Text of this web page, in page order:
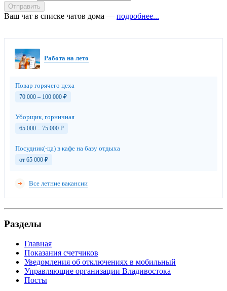
Отправить
Ваш чат в списке чатов дома — подробнее...
Работа на лето
Повар горячего цеха
70 000 – 100 000 ₽
Уборщик, горничная
65 000 – 75 000 ₽
Посудник(-ца) в кафе на базу отдыха
от 65 000 ₽
Все летние вакансии
Разделы
Главная
Показания счетчиков
Уведомления об отключениях в мобильный
Управляющие организации Владивостока
Посты